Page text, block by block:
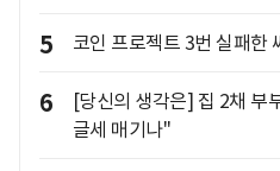
5 코인 프로젝트 3번 실패한
6
[당신의 생각은] 집 2채 부
글세 매기나"